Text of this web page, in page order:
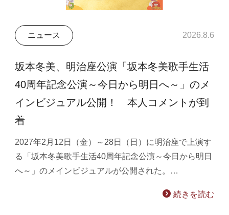
ニュース 2026.8.6
坂本冬美、明治座公演「坂本冬美歌手生活
40周年記念公演～今日から明日へ～」のメ
インビジュアル公開！ 本人コメントが到
着
2027年2月12日（金）～28日（日）に明治座で上演す
る「坂本冬美歌手生活40周年記念公演～今日から明日
へ～」のメインビジュアルが公開された。…
続きを読む